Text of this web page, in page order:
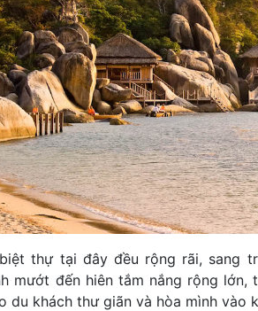
thự tại đây đều rộng rãi, sang
mướt đến hiên tắm nắng rộng
du khách thư giãn và hòa mình vào